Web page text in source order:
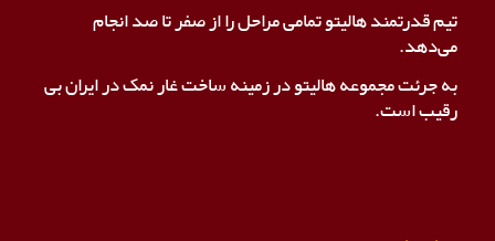
تیم قدرتمند هالیتو تمامی مراحل را از صفر تا صد انجام
می‌دهد.
به جرئت مجموعه هالیتو در زمینه ساخت غار نمک در ایران بی
رقیب است.